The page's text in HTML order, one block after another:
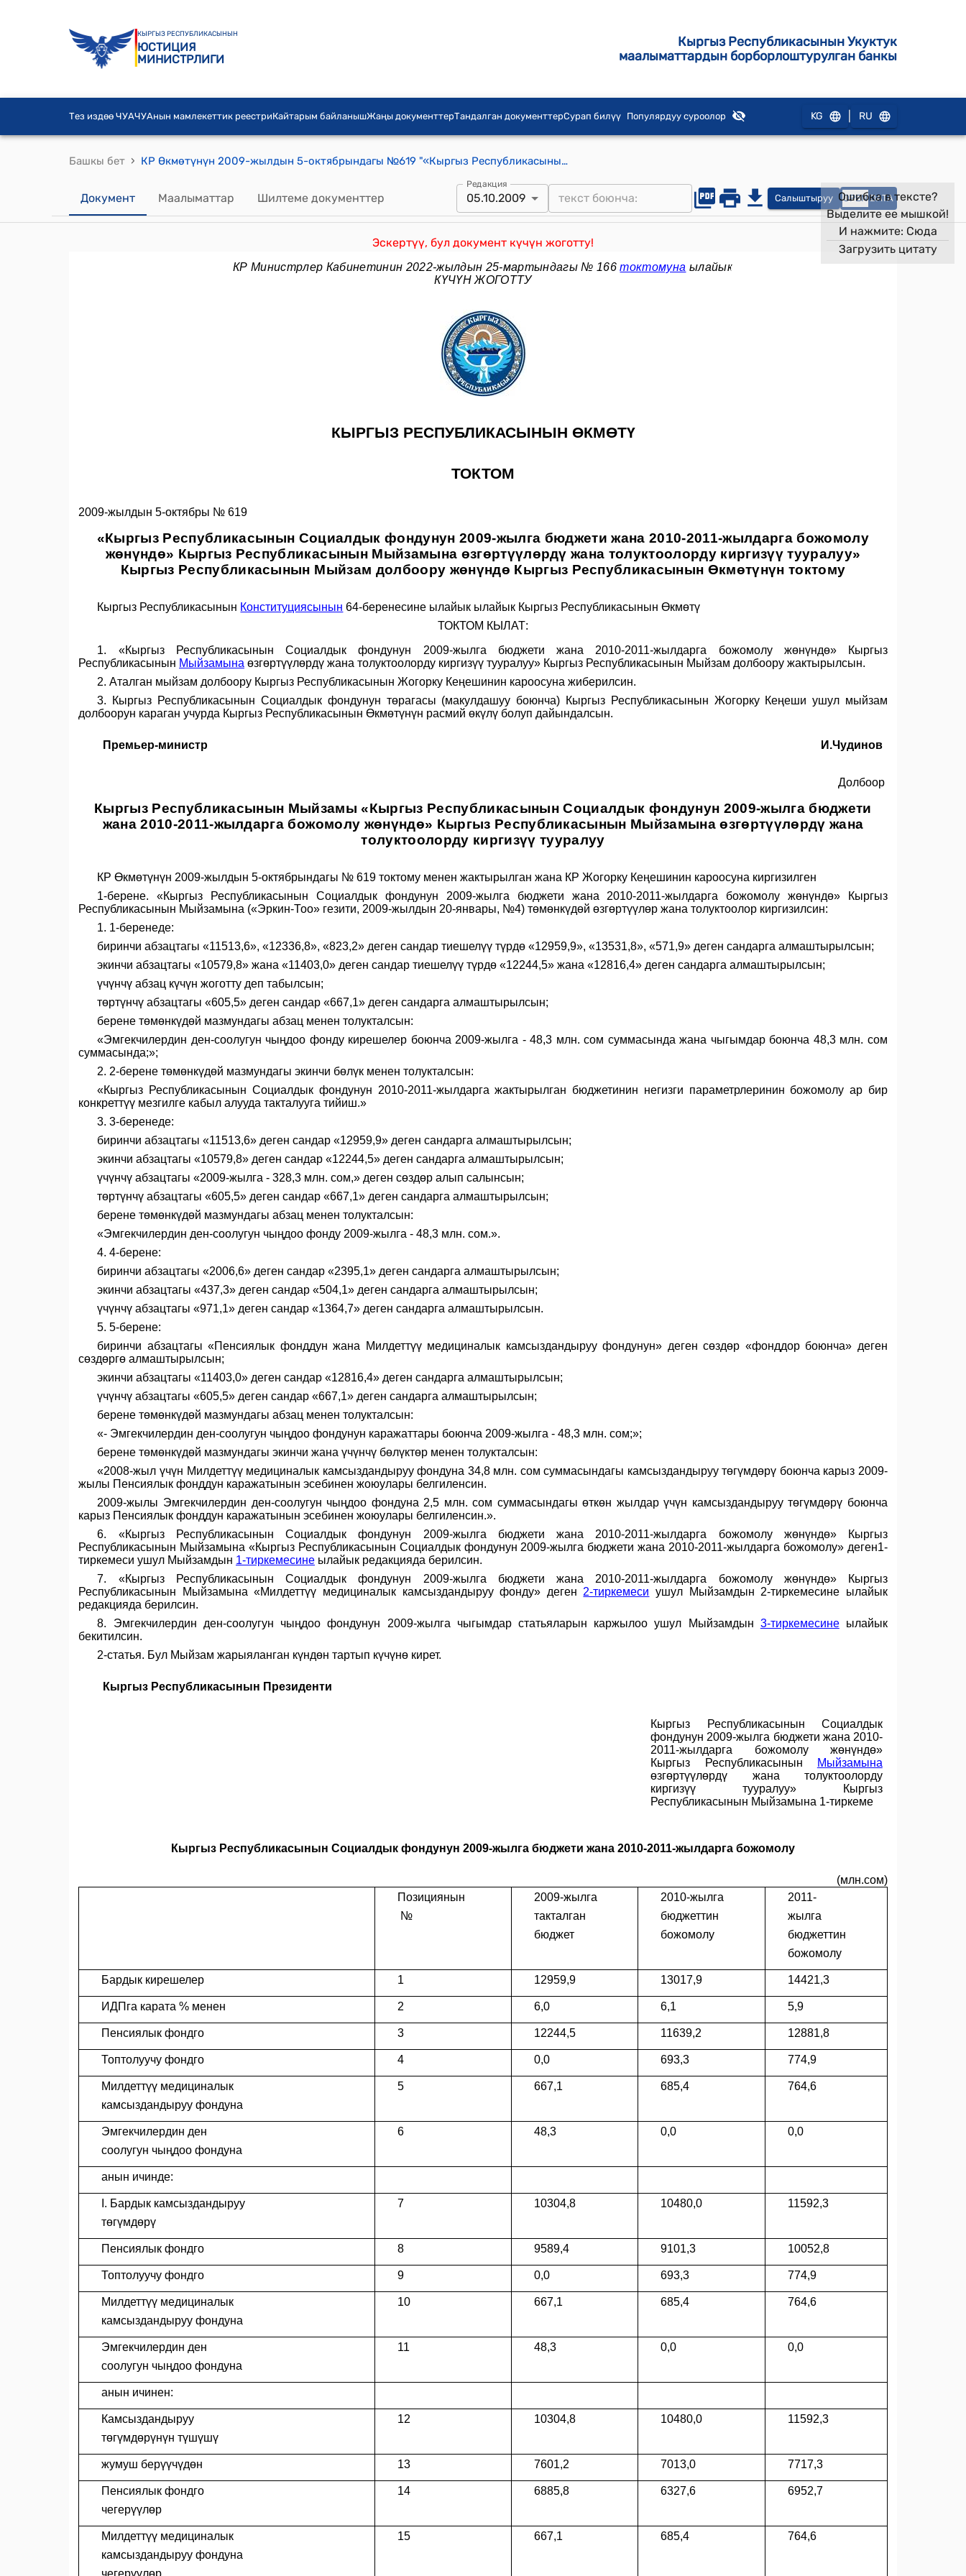
КЫРГЫЗ РЕСПУБЛИКАСЫНЫН
ЮСТИЦИЯ
МИНИСТРЛИГИ
Кыргыз Республикасынын Укуктук
маалыматтардын борборлоштурулган банкы
Тез издөө ЧУАЧУАнын мамлекеттик реестриКайтарым байланышЖаңы документтерТандалган документтерСурап билүү Популярдуу суроолор KG RU
Башкы бет › КР Өкмөтүнүн 2009-жылдын 5-октябрындагы №619 "«Кыргыз Республикасынын Социалдык фондунун 2009-жылга бюджети жана 2010-2011-жылдарга божомолу жөнүндө» Кыргыз Республикасынын Мыйзамына өзгөртүүлөрдү жана толуктоолорду киргизүү тууралуу» Кыргыз Республикасынын Мыйзам долбоору жөнүндө" токтому
Документ Маалыматтар Шилтеме документтер
Редакция
05.10.2009 Салыштыруу OPEN DATA
Эскертүү, бул документ күчүн жоготту!
Ошибка в тексте?
Выделите ее мышкой!
И нажмите: Сюда
Загрузить цитату